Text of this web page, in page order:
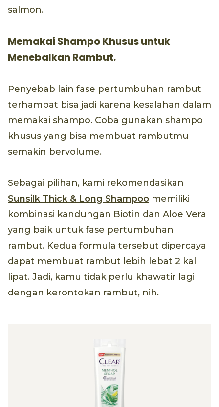
salmon.
Memakai Shampo Khusus untuk
Menebalkan Rambut.
Penyebab lain fase pertumbuhan rambut
terhambat bisa jadi karena kesalahan dalam
memakai shampo. Coba gunakan shampo
khusus yang bisa membuat rambutmu
semakin bervolume.
Sebagai pilihan, kami rekomendasikan
Sunsilk Thick & Long Shampoo memiliki
kombinasi kandungan Biotin dan Aloe Vera
yang baik untuk fase pertumbuhan
rambut. Kedua formula tersebut dipercaya
dapat membuat rambut lebih lebat 2 kali
lipat. Jadi, kamu tidak perlu khawatir lagi
dengan kerontokan rambut, nih.